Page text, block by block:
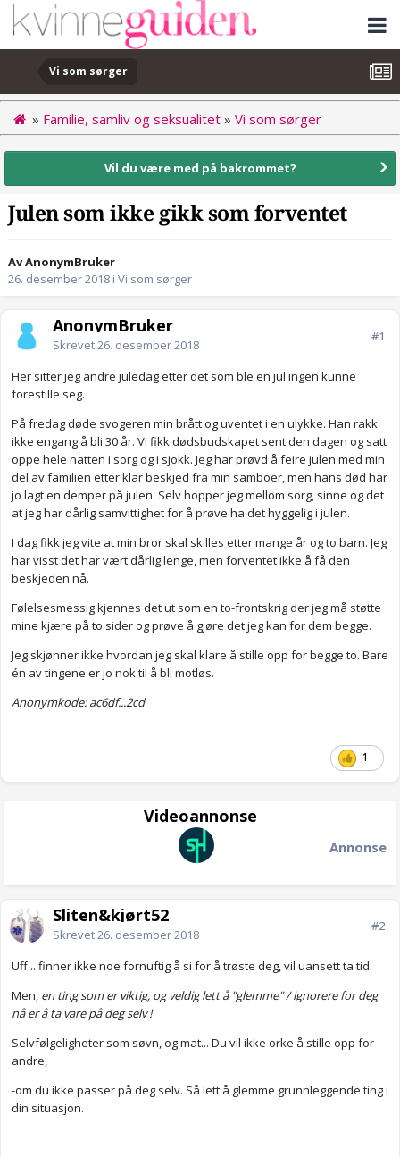
Vi som sørger
» Familie, samliv og seksualitet » Vi som sørger
Vil du være med på bakrommet?
Julen som ikke gikk som forventet
Av AnonymBruker
26. desember 2018 i Vi som sørger
AnonymBruker
Skrevet26. desember 2018
#1
Her sitter jeg andre juledag etter det som ble en jul ingen kunne
forestille seg.
På fredag døde svogeren min brått og uventet i en ulykke. Han rakk
ikke engang å bli 30 år. Vi fikk dødsbudskapet sent den dagen og satt
oppe hele natten i sorg og i sjokk. Jeg har prøvd å feire julen med min
del av familien etter klar beskjed fra min samboer, men hans død har
jo lagt en demper på julen. Selv hopper jeg mellom sorg, sinne og det
at jeg har dårlig samvittighet for å prøve ha det hyggelig i julen.
I dag fikk jeg vite at min bror skal skilles etter mange år og to barn. Jeg
har visst det har vært dårlig lenge, men forventet ikke å få den
beskjeden nå.
Følelsesmessig kjennes det ut som en to-frontskrig der jeg må støtte
mine kjære på to sider og prøve å gjøre det jeg kan for dem begge.
Jeg skjønner ikke hvordan jeg skal klare å stille opp for begge to. Bare
én av tingene er jo nok til å bli motløs.
Anonymkode: ac6df...2cd
1
Videoannonse
Annonse
Sliten&kjørt52
Skrevet26. desember 2018
#2
Uff... finner ikke noe fornuftig å si for å trøste deg, vil uansett ta tid.
Men, en ting som er viktig, og veldig lett å "glemme" / ignorere for deg
nå er å ta vare på deg selv !
Selvfølgeligheter som søvn, og mat... Du vil ikke orke å stille opp for
andre,
-om du ikke passer på deg selv. Så lett å glemme grunnleggende ting i
din situasjon.